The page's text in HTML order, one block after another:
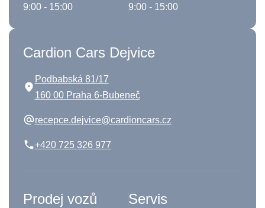
9:00 - 15:00
9:00 - 15:00
Cardion Cars Dejvice
Podbabská 81/17
160 00 Praha 6-Bubeneč
recepce.dejvice@cardioncars.cz
+420 725 326 977
Prodej vozů Servis